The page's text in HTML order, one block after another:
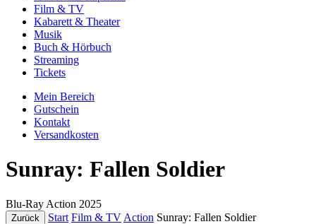
Film & TV
Kabarett & Theater
Musik
Buch & Hörbuch
Streaming
Tickets
Mein Bereich
Gutschein
Kontakt
Versandkosten
Sunray: Fallen Soldier
Blu-Ray Action 2025
Zurück Start Film & TV Action Sunray: Fallen Soldier